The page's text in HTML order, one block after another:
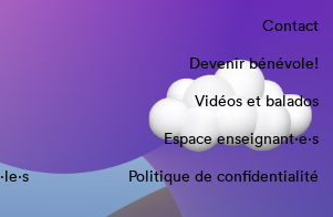
Contact
Devenir bénévole!
Vidéos et balados
Espace enseignant·e⋅s
Politique de confidentialité